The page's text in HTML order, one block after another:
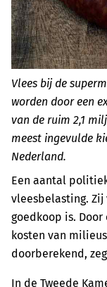
Vlees bij de
worden door een
van de ruim 2,1
meest ingevulde
Nederland.
Een aantal
vleesbelasting.
goedkoop is.
kosten van
doorberekend,
In de Tweede